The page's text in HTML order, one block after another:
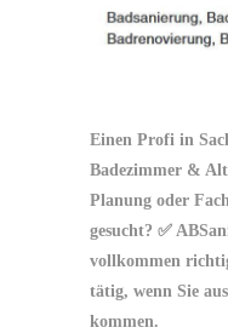
Einen Profi in
Badezimmer &
Planung oder
gesucht? ✅
vollkommen
tätig, wenn Sie
kommen.